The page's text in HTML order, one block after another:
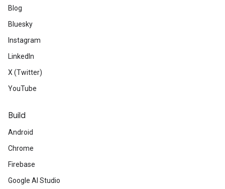
Blog
Bluesky
Instagram
LinkedIn
X (Twitter)
YouTube
Build
Android
Chrome
Firebase
Google AI Studio